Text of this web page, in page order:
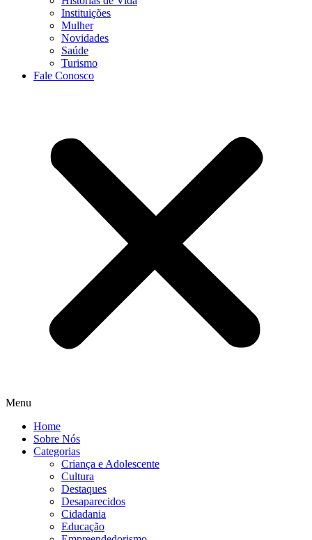
Instituições
Mulher
Novidades
Saúde
Turismo
Fale Conosco
Menu
Home
Sobre Nós
Categorias
Criança e Adolescente
Cultura
Destaques
Desaparecidos
Cidadania
Educação